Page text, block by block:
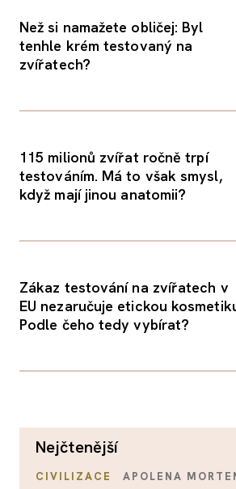
Než si namažete obličej: Byl
tenhle krém testovaný na
zvířatech?
115 milionů zvířat ročně trpí
testováním. Má to však smysl,
když mají jinou anatomii?
Zákaz testování na zvířatech v
EU nezaručuje etickou
Podle čeho tedy vybírat?
nejčtenější
CIVILIZACE APOLENA